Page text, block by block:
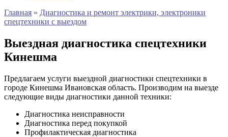
Главная » Диагностика и ремонт электрики, электроники
спецтехники с выездом
Выездная диагностика спецтехники
Кинешма
Предлагаем услуги выездной диагностики спецтехники в
городе Кинешма Ивановская область. Производим на выезде
следующие виды диагностики данной техники:
Диагностика неисправности
Диагностика перед покупкой
Профилактическая диагностика